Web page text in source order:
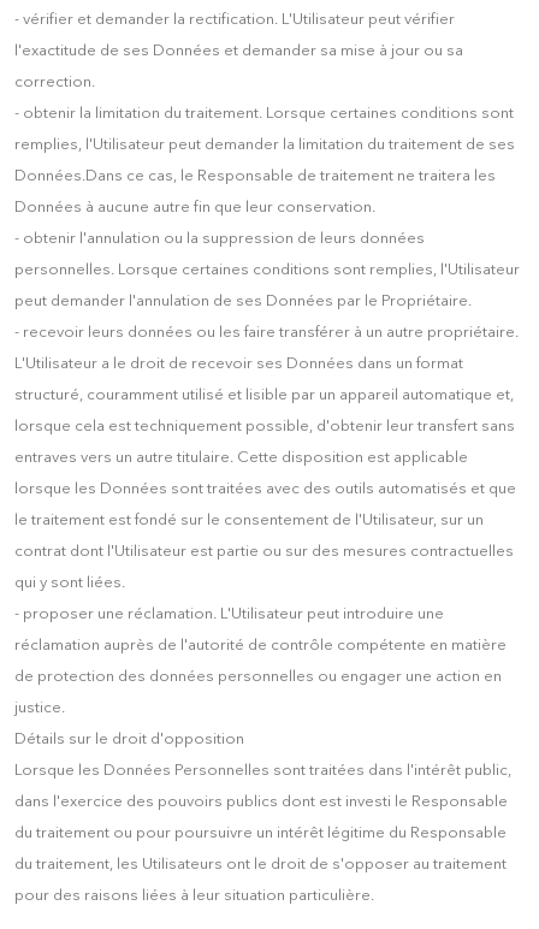
- vérifier et demander la rectification. L'Utilisateur peut vérifier
l'exactitude de ses Données et demander sa mise à jour ou sa
correction.
- obtenir la limitation du traitement. Lorsque certaines conditions sont
remplies, l'Utilisateur peut demander la limitation du traitement de ses
Données.Dans ce cas, le Responsable de traitement ne traitera les
Données à aucune autre fin que leur conservation.
- obtenir l'annulation ou la suppression de leurs données
personnelles. Lorsque certaines conditions sont remplies, l'Utilisateur
peut demander l'annulation de ses Données par le Propriétaire.
- recevoir leurs données ou les faire transférer à un autre propriétaire.
L'Utilisateur a le droit de recevoir ses Données dans un format
structuré, couramment utilisé et lisible par un appareil automatique et,
lorsque cela est techniquement possible, d'obtenir leur transfert sans
entraves vers un autre titulaire. Cette disposition est applicable
lorsque les Données sont traitées avec des outils automatisés et que
le traitement est fondé sur le consentement de l'Utilisateur, sur un
contrat dont l'Utilisateur est partie ou sur des mesures contractuelles
qui y sont liées.
- proposer une réclamation. L'Utilisateur peut introduire une
réclamation auprès de l'autorité de contrôle compétente en matière
de protection des données personnelles ou engager une action en
justice.
Détails sur le droit d'opposition
Lorsque les Données Personnelles sont traitées dans l'intérêt public,
dans l'exercice des pouvoirs publics dont est investi le Responsable
du traitement ou pour poursuivre un intérêt légitime du Responsable
du traitement, les Utilisateurs ont le droit de s'opposer au traitement
pour des raisons liées à leur situation particulière.